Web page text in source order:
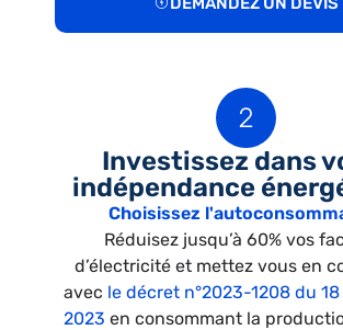
Investissez dans
indépendance
Choisissez
Réduisez jusqu’à 60% vos
d’électricité et mettez vous en
avec le décret n°2023-1208 du
2023 en consommant la